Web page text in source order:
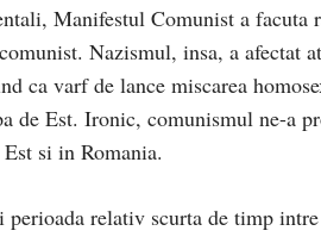
Manifestul Comunist a
Nazismul, insa, a afectat
ca varf de lance miscarea
de Est. Ironic, comunismul ne-a
si in Romania.
relativ scurta de timp